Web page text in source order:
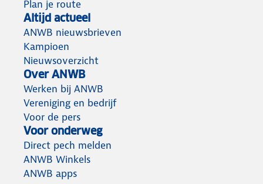
Plan je route
Altijd actueel
ANWB nieuwsbrieven
Kampioen
Nieuwsoverzicht
Over ANWB
Werken bij ANWB
Vereniging en bedrijf
Voor de pers
Voor onderweg
Direct pech melden
ANWB Winkels
ANWB apps